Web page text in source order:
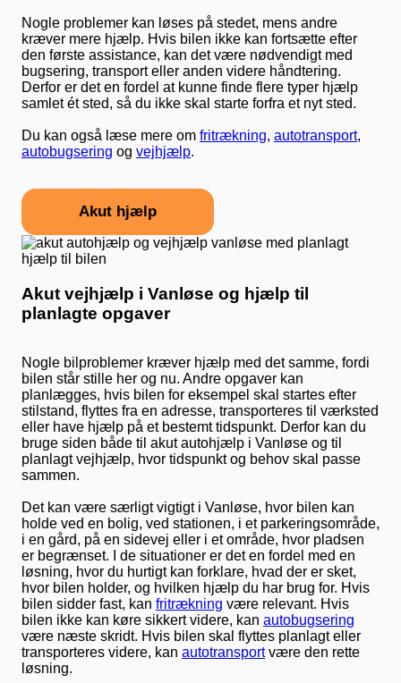
Nogle problemer kan løses på stedet, mens andre
kræver mere hjælp. Hvis bilen ikke kan fortsætte efter
den første assistance, kan det være nødvendigt med
bugsering, transport eller anden videre håndtering.
Derfor er det en fordel at kunne finde flere typer hjælp
samlet ét sted, så du ikke skal starte forfra et nyt sted.
Du kan også læse mere om fritrækning, autotransport,
autobugsering og vejhjælp.
Akut hjælp
Akut vejhjælp i Vanløse og hjælp til
planlagte opgaver
Nogle bilproblemer kræver hjælp med det samme, fordi
bilen står stille her og nu. Andre opgaver kan
planlægges, hvis bilen for eksempel skal startes efter
stilstand, flyttes fra en adresse, transporteres til værksted
eller have hjælp på et bestemt tidspunkt. Derfor kan du
bruge siden både til akut autohjælp i Vanløse og til
planlagt vejhjælp, hvor tidspunkt og behov skal passe
sammen.
Det kan være særligt vigtigt i Vanløse, hvor bilen kan
holde ved en bolig, ved stationen, i et parkeringsområde,
i en gård, på en sidevej eller i et område, hvor pladsen
er begrænset. I de situationer er det en fordel med en
løsning, hvor du hurtigt kan forklare, hvad der er sket,
hvor bilen holder, og hvilken hjælp du har brug for. Hvis
bilen sidder fast, kan fritrækning være relevant. Hvis
bilen ikke kan køre sikkert videre, kan autobugsering
være næste skridt. Hvis bilen skal flyttes planlagt eller
transporteres videre, kan autotransportvære den rette
løsning.